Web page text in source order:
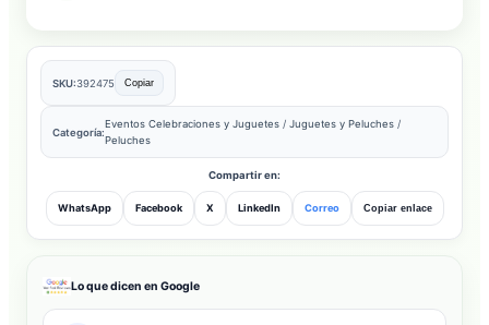
SKU:392475 Copiar
Categoría:
Eventos Celebraciones y Juguetes / Juguetes y Peluches /
Peluches
Compartir en:
WhatsApp Facebook X LinkedIn Correo Copiar enlace
Lo que dicen en Google